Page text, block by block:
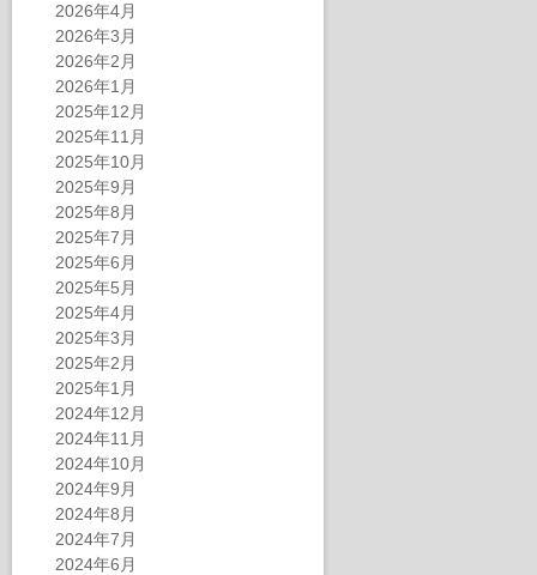
2026年4月
2026年3月
2026年2月
2026年1月
2025年12月
2025年11月
2025年10月
2025年9月
2025年8月
2025年7月
2025年6月
2025年5月
2025年4月
2025年3月
2025年2月
2025年1月
2024年12月
2024年11月
2024年10月
2024年9月
2024年8月
2024年7月
2024年6月